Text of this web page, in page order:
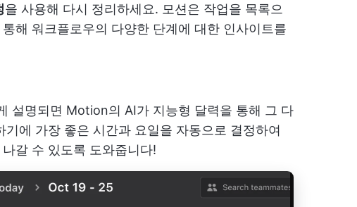
을 사용해 다시 정리하세요. 모션은 작업을 목록으
해 워크플로우의 다양한 단계에 대한 인사이트를
설명되면 Motion의 AI가 지능형 달력을 통해 그 다
에 가장 좋은 시간과 요일을 자동으로 결정하여
갈 수 있도록 도와줍니다!